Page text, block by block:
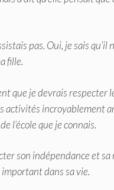
pas. Oui, je sais
fille.
que je devrais
activités incroyablement
l’école que je connais.
son indépendance et
dans sa vie.